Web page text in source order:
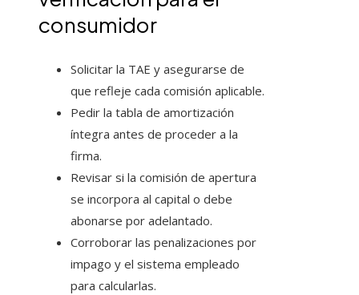
consumidor
Solicitar la TAE y asegurarse de
que refleje cada comisión aplicable.
Pedir la tabla de amortización
íntegra antes de proceder a la
firma.
Revisar si la comisión de apertura
se incorpora al capital o debe
abonarse por adelantado.
Corroborar las penalizaciones por
impago y el sistema empleado
para calcularlas.